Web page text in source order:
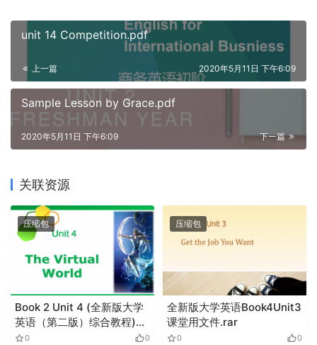
unit 14 Competition.pdf
上一篇 2020年5月11日 下午6:09
Sample Lesson by Grace.pdf
下一篇
2020年5月11日 下午6:09
关联资源
压缩包
Book 2 Unit 4 (全新版大学
英语（第二版）综合教程)
1.zip
0 0
压缩包
全新版大学英语Book4Unit3
课堂用文件.rar
0 0